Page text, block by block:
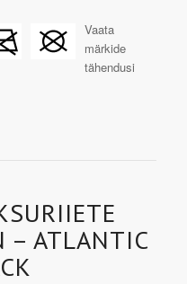
Vaata
märkide
tähendusi
– ATLANTIC